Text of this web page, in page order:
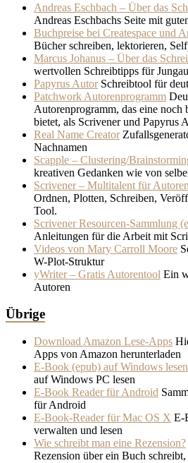
Andreas Eschbach – Über das
Andreas Eschbachs Seite mit
Buchpreise bei Createspace und
Bücher schreiben, lektorieren,
Marcus Johanus – Über das
wertvollen Schreibtipps für
Papyrus AutorSchreibtool für
Patchwork Autorenprogramm
Autorenprogramm, das eine
bietet, als Scrivener und Papyrus
Real Name Creator
Nachnamen
Scapple – Clustering/
kreativen Gedanken wie von
Scrivener – Multitalent für Autoren
Ordnen, Plotten, Schreiben,
Tool.
Scrivener Resourcen-Sammlung
Anleitungen für die Arbeit mit
Videos von Mary Carroll Moore
W-Plot-Struktur
yWriter – Gratis Autorentool Ein
Autoren
Übrige
Download Amazon Lese-Apps
Apps von Amazon herunterladen
E-Book (epub) auf Windows lesen
auf Windows PC lesen
E-Book Reader für Android
für Android
E-Book-Reader für Mac OS X E-
verwalten und lesen
Wie schreibt man eine Rezension?
Rezension über ein Buch